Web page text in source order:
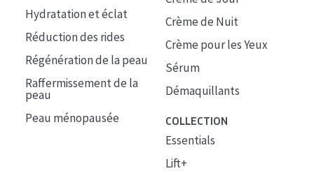
Hydratation et éclat
Réduction des rides
Régénération de la peau
Raffermissement de la
peau
Peau ménopausée
Crème de Nuit
Crème pour les Yeux
Sérum
Démaquillants
COLLECTION
Essentials
Lift+